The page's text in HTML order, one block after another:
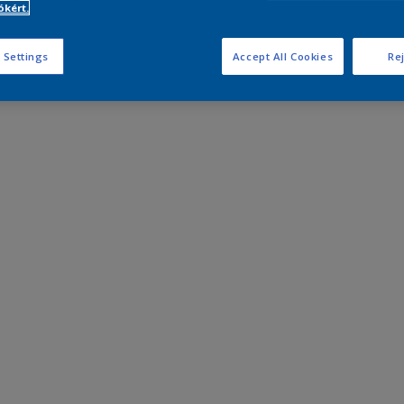
Settings Accept All Cookies